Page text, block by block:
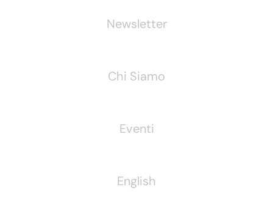
Newsletter
Chi Siamo
Eventi
English